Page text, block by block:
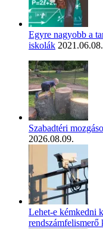
Egyre nagyobb a
iskolák 2021.06.08.
Szabadtéri
2026.08.09.
Lehet-e kémkedni
rendszámfelismerő